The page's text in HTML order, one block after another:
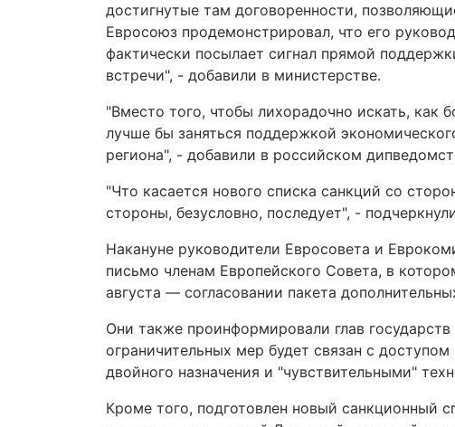
достигнутые там договоренности,
Евросоюз продемонстрировал, что его
фактически посылает сигнал прямой
встречи", - добавили в министерстве.
"Вместо того, чтобы лихорадочно искать, как
лучше бы заняться поддержкой
региона", - добавили в российском
"Что касается нового списка санкций со
стороны, безусловно, последует", -
Накануне руководители Евросовета и
письмо членам Европейского Совета, в
августа — согласовании пакета
Они также проинформировали глав
ограничительных мер будет связан с
двойного назначения и "чувствительными"
Кроме того, подготовлен новый санкционный